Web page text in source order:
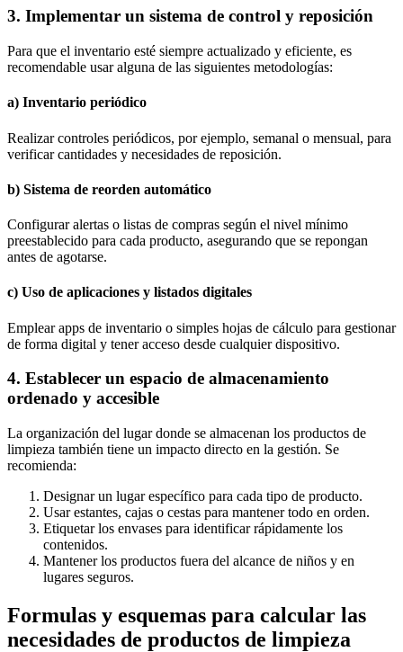
3. Implementar un sistema de control y reposición
Para que el inventario esté siempre actualizado y eficiente, es
recomendable usar alguna de las siguientes metodologías:
a) Inventario periódico
Realizar controles periódicos, por ejemplo, semanal o mensual, para
verificar cantidades y necesidades de reposición.
b) Sistema de reorden automático
Configurar alertas o listas de compras según el nivel mínimo
preestablecido para cada producto, asegurando que se repongan
antes de agotarse.
c) Uso de aplicaciones y listados digitales
Emplear apps de inventario o simples hojas de cálculo para gestionar
de forma digital y tener acceso desde cualquier dispositivo.
4. Establecer un espacio de almacenamiento
ordenado y accesible
La organización del lugar donde se almacenan los productos de
limpieza también tiene un impacto directo en la gestión. Se
recomienda:
Designar un lugar específico para cada tipo de producto.
Usar estantes, cajas o cestas para mantener todo en orden.
Etiquetar los envases para identificar rápidamente los
contenidos.
Mantener los productos fuera del alcance de niños y en
lugares seguros.
Formulas y esquemas para calcular las
necesidades de productos de limpieza